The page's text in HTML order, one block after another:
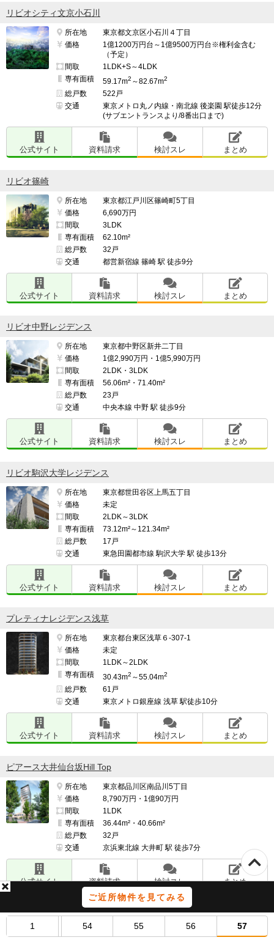
ご近所物件を見てみる
1 54 55 56 57
リビオシティ文京小石川
所在地
東京都文京区小石川４丁目
価格
1億1200万円台～1億9500万円台※権利金含む
（予定）
間取
1LDK+S～4LDK
専有面積
59.17m2 ～82.67m2
総戸数
522戸
交通
東京メトロ丸ノ内線・南北線 後楽園 駅徒歩12分
(サブエントランスより/8番出口まで)
公式サイト 資料請求 検討スレ まとめ
リビオ篠崎
所在地
東京都江戸川区篠崎町5丁目
価格
6,690万円
間取
3LDK
専有面積
62.10m²
総戸数
32戸
交通
都営新宿線 篠崎 駅 徒歩9分
公式サイト 資料請求 検討スレ まとめ
リビオ中野レジデンス
所在地
東京都中野区新井二丁目
価格
1億2,990万円・1億5,990万円
間取
2LDK・3LDK
専有面積
56.06m²・71.40m²
総戸数
23戸
交通
中央本線 中野 駅 徒歩9分
公式サイト 資料請求 検討スレ まとめ
リビオ駒沢大学レジデンス
所在地
東京都世田谷区上馬五丁目
価格
未定
間取
2LDK～3LDK
専有面積
73.12m²～121.34m²
総戸数
17戸
交通
東急田園都市線 駒沢大学 駅 徒歩13分
公式サイト 資料請求 検討スレ まとめ
プレティナレジデンス浅草
所在地
東京都台東区浅草６-307-1
価格
未定
間取
1LDK～2LDK
専有面積
30.43m2 ～55.04m2
総戸数
61戸
交通
東京メトロ銀座線 浅草 駅徒歩10分
公式サイト 資料請求 検討スレ まとめ
ピアース大井仙台坂Hill Top
所在地
東京都品川区南品川5丁目
価格
8,790万円・1億90万円
間取
1LDK
専有面積
36.44m²・40.66m²
総戸数
32戸
交通
京浜東北線 大井町 駅 徒歩7分
公式サイト 資料請求 検討スレ まとめ